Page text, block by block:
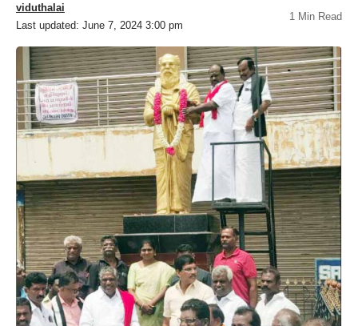
Last updated: June 7, 2024 3:00 pm
viduthalai
1 Min Read